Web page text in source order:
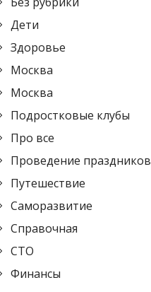
Дети
Здоровье
Москва
Москва
Подростковые клубы
Про все
Проведение праздников
Путешествие
Саморазвитие
Справочная
СТО
Финансы